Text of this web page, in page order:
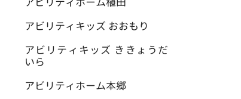
アビリティキッズ おおもり
アビリティキッズ ききょうだ
いら
アビリティホーム本郷